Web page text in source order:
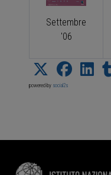
Settembre
'06
powered by social2s